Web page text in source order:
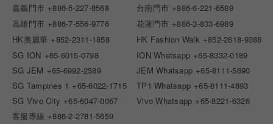
嘉義門市 +886-5-227-8568 台南門市 +886-6-221-6589
高雄門市 +886-7-556-9776 花蓮門市 +886-3-833-6989
HK美麗華 +852-2311-1858 HK Fashion Walk +852-2618-9388
SG ION +65-6015-0798 ION Whatsapp +65-8332-0189
SG JEM +65-6992-2589 JEM Whatsapp +65-8111-5690
SG Tampines 1 +65-6022-1715 TP1 Whatsapp +65-8111-4893
SG Vivo City +65-6047-0067 Vivo Whatsapp +65-8221-6326
客服專線 +886-2-2781-5659